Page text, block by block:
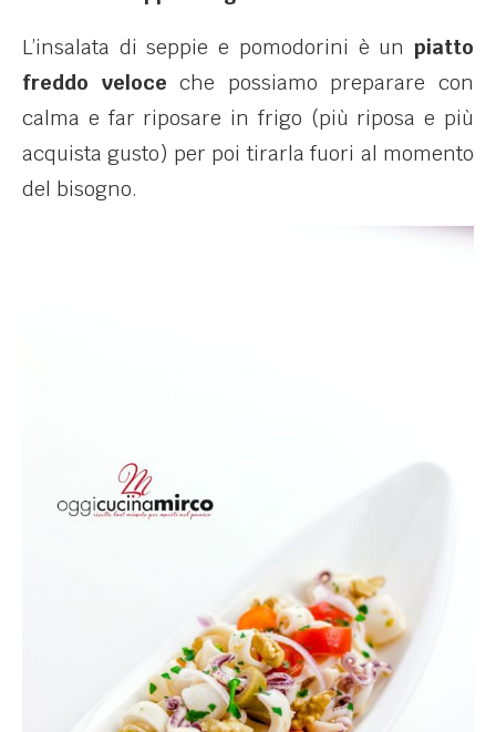
L’insalata di seppie e pomodorini è un piatto
freddo veloce che possiamo preparare con
calma e far riposare in frigo (più riposa e più
acquista gusto) per poi tirarla fuori al momento
del bisogno.